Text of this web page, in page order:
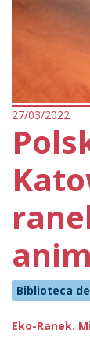
27/03/2022
Biblioteca
Eko-Ranek.